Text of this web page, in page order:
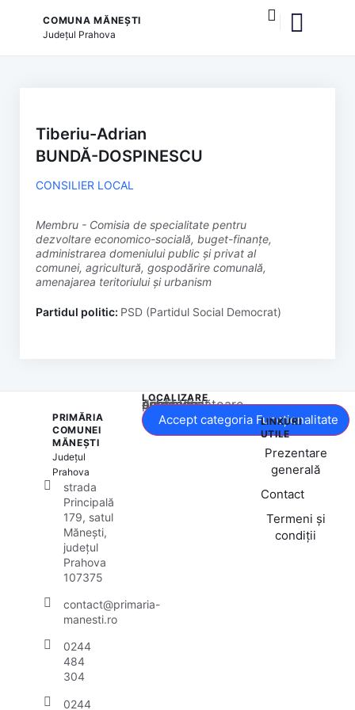
COMUNA MĂNEȘTI
Județul Prahova
Tiberiu-Adrian
BUNDĂ-DOSPINESCU
CONSILIER LOCAL
membru - Comisia de specialitate pentru
dezvoltare economico-socială, buget-finanțe,
administrarea domeniului public și privat al
comunei, agricultură, gospodărire comunală,
amenajarea teritoriului și urbanism
Partidul politic: PSD (Partidul Social Democrat)
PRIMĂRIA
COMUNEI
MĂNEȘTI
Județul
Prahova
strada
Principală
179, satul
Mănești,
județul
Prahova
107375
contact@primaria-
manesti.ro
0244
484
304
0244
LOCALIZARE
Acest conținut este blocat până când acceptați categoria corespunzătoare de cookie-uri.
Accept categoria Funcționalitate
LINKURI
UTILE
Prezentare
generală
Contact
Termeni și
condiții